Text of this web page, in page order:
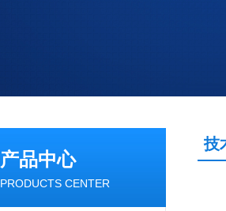
产品中心
PRODUCTS CENTER
技